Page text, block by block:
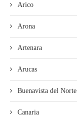
Arico
Arona
Artenara
Arucas
Buenavista del Norte
Canaria